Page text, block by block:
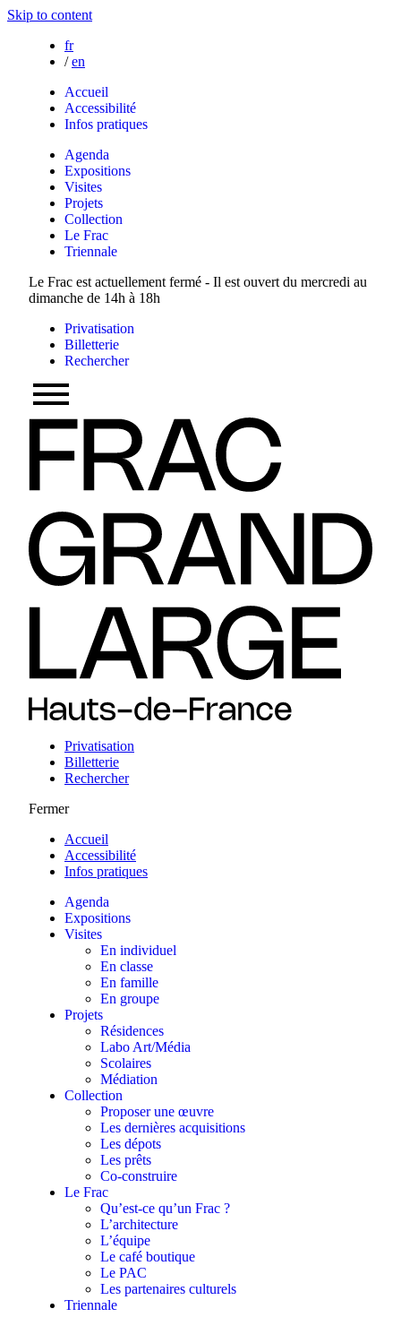
Skip to content
fr
/ en
Accueil
Accessibilité
Infos pratiques
Agenda
Expositions
Visites
Projets
Collection
Le Frac
Triennale
Le Frac est actuellement fermé - Il est ouvert du mercredi au
dimanche de 14h à 18h
Privatisation
Billetterie
Rechercher
Privatisation
Billetterie
Rechercher
Fermer
Accueil
Accessibilité
Infos pratiques
Agenda
Expositions
Visites
En individuel
En classe
En famille
En groupe
Projets
Résidences
Labo Art/Média
Scolaires
Médiation
Collection
Proposer une œuvre
Les dernières acquisitions
Les dépots
Les prêts
Co-construire
Le Frac
Qu’est-ce qu’un Frac ?
L’architecture
L’équipe
Le café boutique
Le PAC
Les partenaires culturels
Triennale